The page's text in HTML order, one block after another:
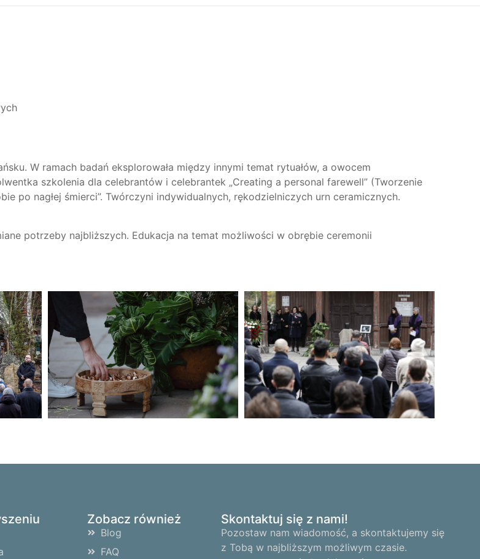
W ramach badań eksplorowała między innymi temat rytuałów, a owocem
szkolenia dla celebrantów i celebrantek „Creating a personal farewell” (Tworzenie
po nagłej śmierci”. Twórczyni indywidualnych, rękodzielniczych urn ceramicznych.
potrzeby najbliższych. Edukacja na temat możliwości w obrębie ceremonii
Zobacz również
Blog
FAQ
Skontaktuj się z nami!
Pozostaw nam wiadomość, a skontaktujemy się
z Tobą w najbliższym możliwym czasie.